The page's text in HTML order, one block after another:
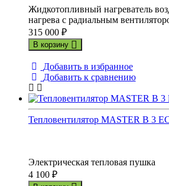
Жидкотопливный нагреватель
нагрева с радиальным
315 000 ₽
В корзину
Добавить в избранное
Добавить к сравнению
Тепловентилятор MASTER B 3
Электрическая тепловая пушка
4 100 ₽